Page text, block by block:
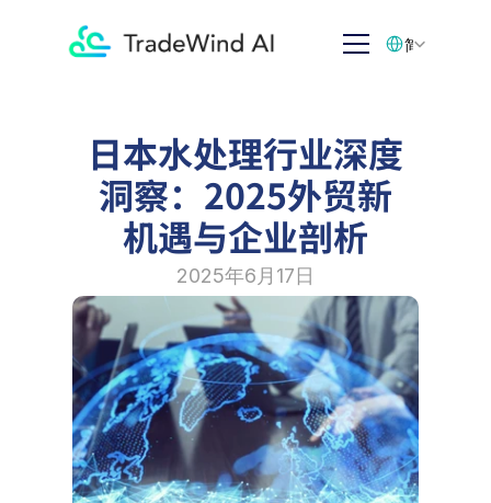
日本水处理行业深度
洞察：2025外贸新
机遇与企业剖析
2025年6月17日
简体中文